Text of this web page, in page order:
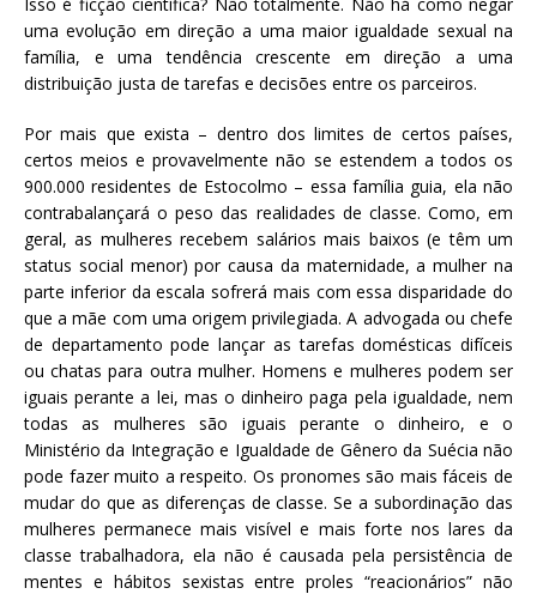
uma evolução em direção a uma maior igualdade sexual na
família, e uma tendência crescente em direção a uma
distribuição justa de tarefas e decisões entre os parceiros.
Por mais que exista – dentro dos limites de certos países,
certos meios e provavelmente não se estendem a todos os
900.000 residentes de Estocolmo – essa família guia, ela não
contrabalançará o peso das realidades de classe. Como, em
geral, as mulheres recebem salários mais baixos (e têm um
status social menor) por causa da maternidade, a mulher na
parte inferior da escala sofrerá mais com essa disparidade do
que a mãe com uma origem privilegiada. A advogada ou chefe
de departamento pode lançar as tarefas domésticas difíceis
ou chatas para outra mulher. Homens e mulheres podem ser
iguais perante a lei, mas o dinheiro paga pela igualdade, nem
todas as mulheres são iguais perante o dinheiro, e o
Ministério da Integração e Igualdade de Gênero da Suécia não
pode fazer muito a respeito. Os pronomes são mais fáceis de
mudar do que as diferenças de classe. Se a subordinação das
mulheres permanece mais visível e mais forte nos lares da
classe trabalhadora, ela não é causada pela persistência de
mentes e hábitos sexistas entre proles “reacionários” não